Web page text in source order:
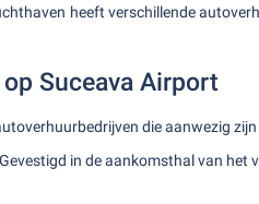
heeft verschillende
Suceava Airport
die aanwezig
in de aankomsthal van het